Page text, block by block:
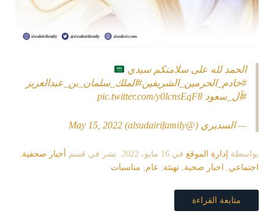
الحمد لله على سلامتكم سيدي
#خادم_الحرمين_الشريفين#الملك_سلمان_بن_عبدالعزيز
#آل_سعود pic.twitter.com/y0lcnsEqF8
— السديري (@alsudairifamily) May 15, 2022
بواسطة إدارة الموقع في 16 مايو، 2022 . نشر في قسم أخبار صحفية,
اجتماعي, اخبار صحية, تهنئة, عام, مناسبات
متابعة القراءة